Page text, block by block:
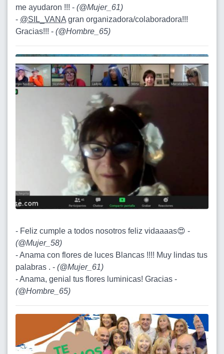
me ayudaron !!! - (@Mujer_61)
- @SIL_VANA gran organizadora/colaboradora!!!
Gracias!!! - (@Hombre_65)
- Feliz cumple a todos nosotros feliz vidaaaas😍 -
(@Mujer_58)
- Anama con flores de luces Blancas !!!! Muy lindas tus
palabras . - (@Mujer_61)
- Anama, genial tus flores luminicas! Gracias -
(@Hombre_65)